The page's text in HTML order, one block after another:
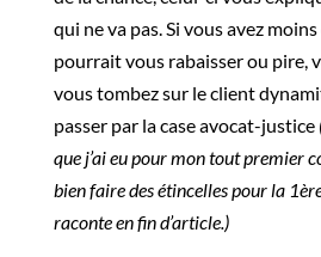
qui ne va pas. Si vous avez
pourrait vous rabaisser ou pire,
vous tombez sur le client
passer par la case avocat-justice
que j’ai eu pour mon tout premier
bien faire des étincelles pour la
raconte en fin d’article.)